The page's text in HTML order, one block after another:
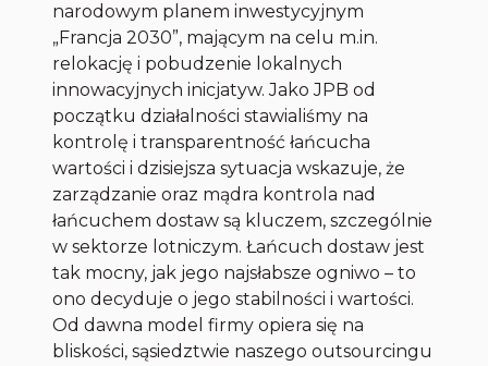
narodowym planem inwestycyjnym
„Francja 2030”, mającym na celu m.in.
relokację i pobudzenie lokalnych
innowacyjnych inicjatyw. Jako JPB od
początku działalności stawialiśmy na
kontrolę i transparentność łańcucha
wartości i dzisiejsza sytuacja wskazuje, że
zarządzanie oraz mądra kontrola nad
łańcuchem dostaw są kluczem, szczególnie
w sektorze lotniczym. Łańcuch dostaw jest
tak mocny, jak jego najsłabsze ogniwo – to
ono decyduje o jego stabilności i wartości.
Od dawna model firmy opiera się na
bliskości, sąsiedztwie naszego outsourcingu